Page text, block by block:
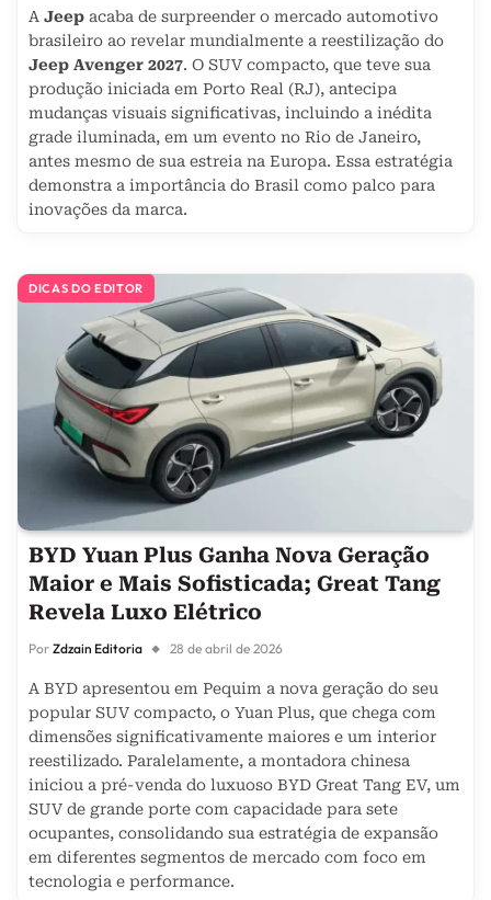
A Jeep acaba de surpreender o mercado automotivo
brasileiro ao revelar mundialmente a reestilização do
Jeep Avenger 2027. O SUV compacto, que teve sua
produção iniciada em Porto Real (RJ), antecipa
mudanças visuais significativas, incluindo a inédita
grade iluminada, em um evento no Rio de Janeiro,
antes mesmo de sua estreia na Europa. Essa estratégia
demonstra a importância do Brasil como palco para
inovações da marca.
DICAS DO EDITOR
BYD Yuan Plus Ganha Nova Geração
Maior e Mais Sofisticada; Great Tang
Revela Luxo Elétrico
Por Zdzain Editoria 28 de abril de 2026
A BYD apresentou em Pequim a nova geração do seu
popular SUV compacto, o Yuan Plus, que chega com
dimensões significativamente maiores e um interior
reestilizado. Paralelamente, a montadora chinesa
iniciou a pré-venda do luxuoso BYD Great Tang EV, um
SUV de grande porte com capacidade para sete
ocupantes, consolidando sua estratégia de expansão
em diferentes segmentos de mercado com foco em
tecnologia e performance.